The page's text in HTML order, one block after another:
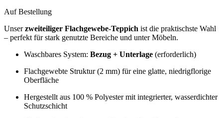
Auf Bestellung
Unserzweiteiliger Flachgewebe-Teppich ist die praktischste Wahl
– perfekt für stark genutzte Bereiche und unter Möbeln.
Waschbares System: Bezug + Unterlage (erforderlich)
Flachgewebte Struktur (2 mm) für eine glatte, niedrigflorige
Oberfläche
Hergestellt aus 100 % Polyester mit integrierter, wasserdichter
Schutzschicht